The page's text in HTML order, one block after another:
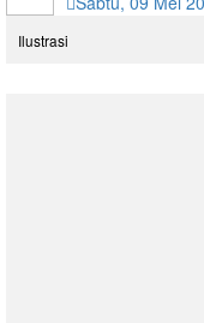
Ilustrasi